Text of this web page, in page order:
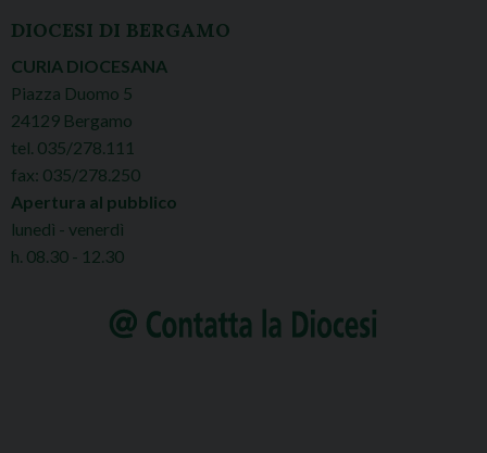
DIOCESI DI BERGAMO
CURIA DIOCESANA
Piazza Duomo 5
24129 Bergamo
tel. 035/278.111
fax: 035/278.250
Apertura al pubblico
lunedì - venerdì
h. 08.30 - 12.30